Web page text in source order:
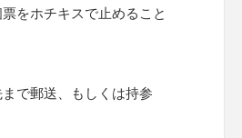
をホチキスで止めること
で郵送、もしくは持参